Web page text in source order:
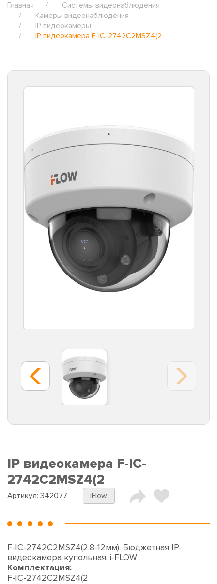
Главная
Системы видеонаблюдения
Камеры видеонаблюдения
IP видеокамеры
IP видеокамера F-IC-2742C2MSZ4(2
IP видеокамера F-IC-
2742C2MSZ4(2
Артикул: 342077 iFlow
F-IC-2742C2MSZ4(2.8-12мм). Бюджетная IP-
видеокамера купольная. i-FLOW
Комплектация:
F-IC-2742C2MSZ4(2